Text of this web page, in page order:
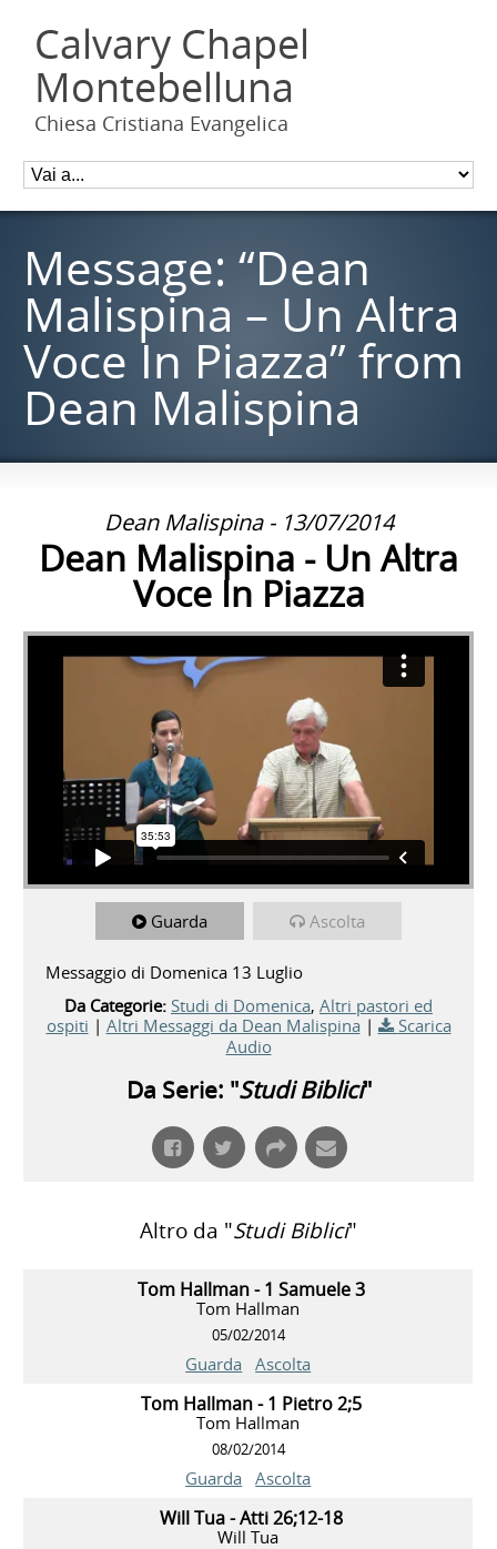
Calvary Chapel
Montebelluna
Chiesa Cristiana Evangelica
Message: “Dean
Malispina – Un Altra
Voce In Piazza” from
Dean Malispina
Dean Malispina - 13/07/2014
Dean Malispina - Un Altra
Voce In Piazza
Guarda Ascolta
Messaggio di Domenica 13 Luglio
Da Categorie: Studi di Domenica, Altri pastori ed
ospiti | Altri Messaggi da Dean Malispina |
Scarica
Audio
Da Serie: "Studi Biblici"
Altro da "Studi Biblici"
Tom Hallman - 1 Samuele 3
Tom Hallman
05/02/2014
Guarda Ascolta
Tom Hallman - 1 Pietro 2;5
Tom Hallman
08/02/2014
Guarda Ascolta
Will Tua - Atti 26;12-18
Will Tua